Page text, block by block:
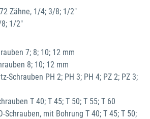
Zähne, 1/4; 3/8; 1/2"
1/2"
7; 8; 10; 12 mm
8; 10; 12 mm
Schrauben PH 2; PH 3; PH 4; PZ 2; PZ 3;
T 40; T 45; T 50; T 55; T 60
Schrauben, mit Bohrung T 40; T 45; T 50;